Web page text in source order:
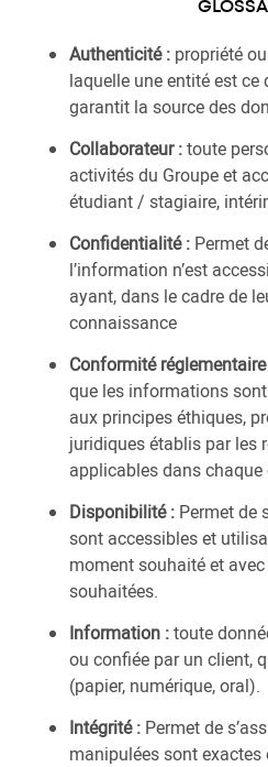
Authenticité : propriété
laquelle une entité est ce
garantit la source des
Collaborateur :toute
activités du Groupe et
étudiant / stagiaire,
Confidentialité : Permet
l’information n’est
ayant, dans le cadre de
connaissance
Conformité
que les informations
aux principes éthiques,
juridiques établis par les
applicables dans chaque
Disponibilité : Permet de
sont accessibles et
moment souhaité et
souhaitées.
Information :toute
ou confiée par un client,
(papier, numérique, oral).
Intégrité : Permet de
manipulées sont exactes